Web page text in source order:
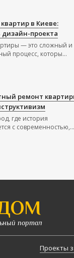
в Киеве:
проекта
— это сложный и
процесс, которы...
ремонт
где история
с современностью,...
портал
Проекты